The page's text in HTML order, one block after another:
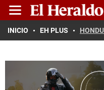
INICIO EH PLUS